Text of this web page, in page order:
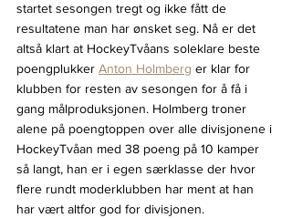
startet sesongen tregt og ikke fått de
resultatene man har ønsket seg. Nå er det
altså klart at HockeyTvåans soleklare beste
poengplukker Anton Holmberg er klar for
klubben for resten av sesongen for å få i
gang målproduksjonen. Holmberg troner
alene på poengtoppen over alle divisjonene i
HockeyTvåan med 38 poeng på 10 kamper
så langt, han er i egen særklasse der hvor
flere rundt moderklubben har ment at han
har vært altfor god for divisjonen.